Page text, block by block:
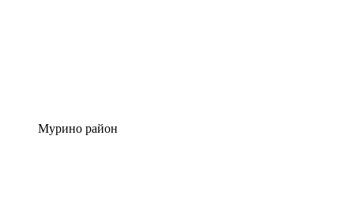
Мурино район